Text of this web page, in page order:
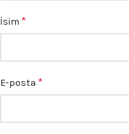
İsim *
E-posta *